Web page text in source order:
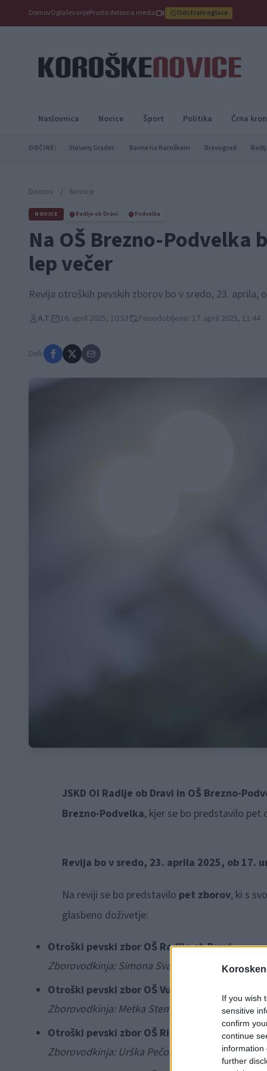
If you wish
sensitive
confirm
continue
information
further
DomovOglaševanjeProsta delovna mesta Odstrani oglase
Naslovnica Novice Šport Politika Črna
OBČINE: Slovenj Gradec Ravne na Koroškem Dravograd
Domov / Novice
NOVICE Radlje ob Dravi Podvelka
Na OŠ Brezno-
lep večer
Revija otroških pevskih zborov bo v sredo, 23. aprila,
A.T. 16. april 2025, 10:53 Posodobljeno: 17. april 2025, 11:44
Deli:
JSKD OI Radlje ob Dravi in OŠ Brezno-
Brezno-Podvelka, kjer se bo predstavilo pet
Revija bo v sredo, 23. aprila 2025, ob 17.
Na reviji se bo predstavilo pet zborov, ki s
glasbeno doživetje:
Otroški pevski zbor OŠ Radlje ob Dravi
Zborovodkinja: Simona Svanjak
Otroški pevski zbor OŠ Vuzenica
Zborovodkinja: Metka Stemlak
Otroški pevski zbor OŠ Ribnica na Pohorju
Zborovodkinja: Urška Pečonik